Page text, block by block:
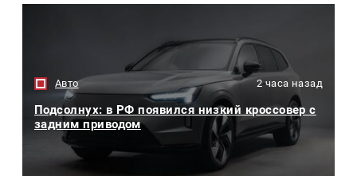
Авто 2 часа назад
Подсолнух: в РФ появился низкий кроссовер с
задним приводом